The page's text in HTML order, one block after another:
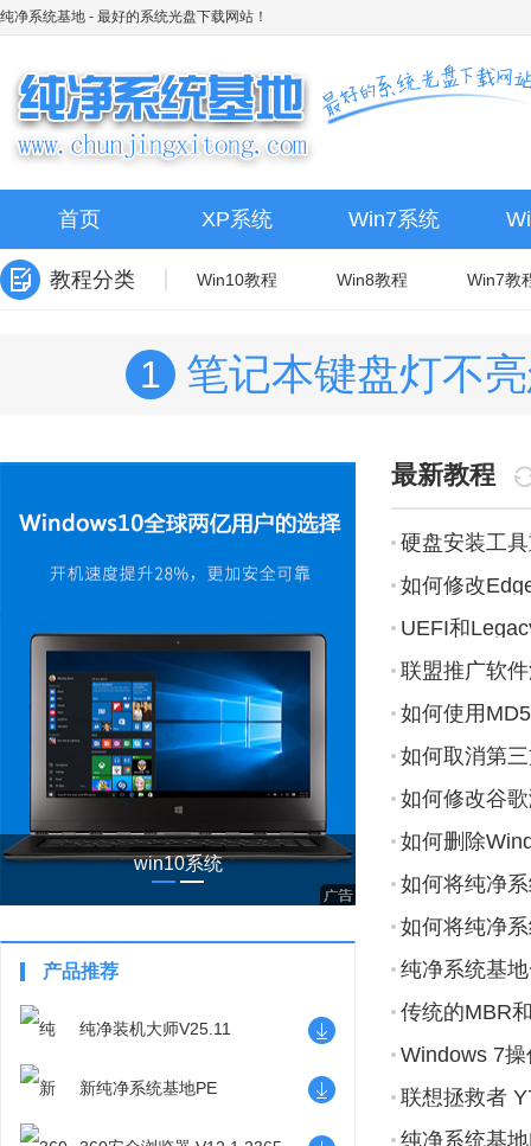
纯净系统基地 - 最好的系统光盘下载网站！
首页 XP系统 Win7系统
教程分类 Win10教程 Win8教程 Win7教
1 笔记本键盘灯不
win10系统
产品推荐
纯净装机大师V25.11
新纯净系统基地PE
最新教程
硬盘安装工
如何修改
UEFI和
联盟推广软
如何使用
如何取消第
如何修改谷
如何删除
单？
如何将纯净
器？
如何将纯净
纯净系统基
Win7
传统的MBR
Windows 7
联想拯救者
纯净系统基